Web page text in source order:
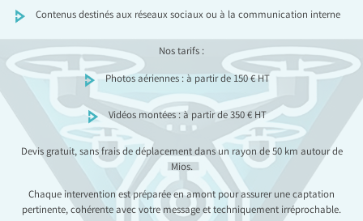
Contenus destinés aux réseaux sociaux ou à la communication interne
Nos tarifs :
Photos aériennes : à partir de 150 € HT
Vidéos montées : à partir de 350 € HT
Devis gratuit, sans frais de déplacement dans un rayon de 50 km autour de
Mios.
Chaque intervention est préparée en amont pour assurer une captation
pertinente, cohérente avec votre message et techniquement irréprochable.